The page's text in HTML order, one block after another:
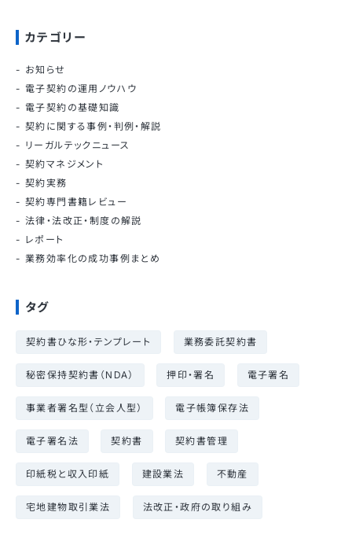
カテゴリー
お知らせ
電子契約の運用ノウハウ
電子契約の基礎知識
契約に関する事例・判例・解説
リーガルテックニュース
契約マネジメント
契約実務
契約専門書籍レビュー
法律・法改正・制度の解説
レポート
業務効率化の成功事例まとめ
タグ
契約書ひな形・テンプレート 業務委託契約書
秘密保持契約書（NDA） 押印・署名 電子署名
事業者署名型（立会人型） 電子帳簿保存法
電子署名法 契約書 契約書管理
印紙税と収入印紙 建設業法 不動産
宅地建物取引業法 法改正・政府の取り組み